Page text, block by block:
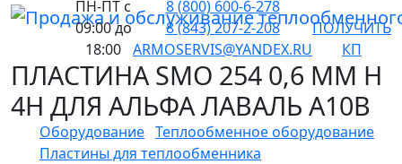
ПН-ПТ с
09:00 до
18:00
8 (800) 600-6-278
8 (843) 207-2-208
ARMOSERVIS@YANDEX.RU
ПОЛУЧИТЬ
КП
ПЛАСТИНА SMO 254 0,6 ММ H
4H ДЛЯ АЛЬФА ЛАВАЛЬ A10B
Оборудование Теплообменное оборудование
Пластины для теплообменника